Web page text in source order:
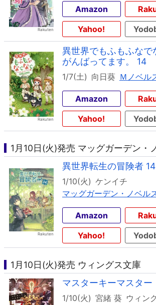
Amazon
Yahoo!
異世界でもふもふなで
がんばってます。 14
1/7(土) 向日葵 Ｍノベル
Amazon
Yahoo!
1月10日(火)発売 マッグガーデン・
異世界転生の冒険者 14
1/10(火) ケンイチ
マッグガーデン・ノベル
Amazon
Yahoo!
1月10日(火)発売 ウィングス文庫
マスターキーマスター
1/10(火) 宮緒 葵 ウィン